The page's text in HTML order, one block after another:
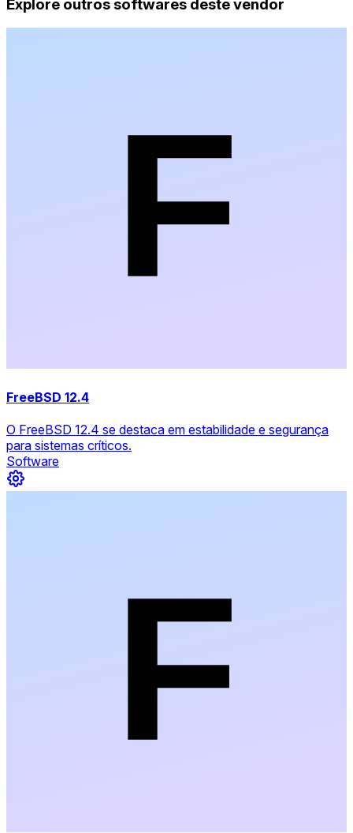
Explore outros softwares deste vendor
FreeBSD 12.4
O FreeBSD 12.4 se destaca em estabilidade e segurança
para sistemas críticos.
Software